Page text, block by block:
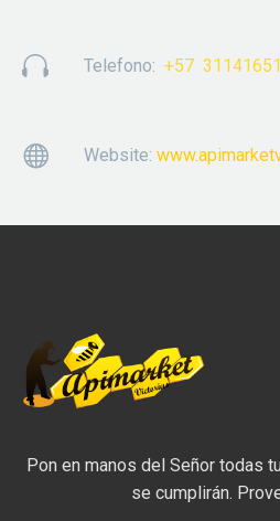

 Telefono: +57

 Website:
Pon en manos del Señor todas
se cumplirán.